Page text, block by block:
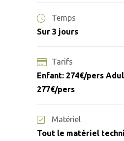
Temps
Sur 3 jours
Tarifs
Enfant: 274€/pers
277€/pers
Matériel
Tout le matériel